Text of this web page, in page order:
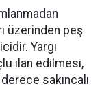
üzerinden peş
Yargı
ilan edilmesi,
sakıncalı